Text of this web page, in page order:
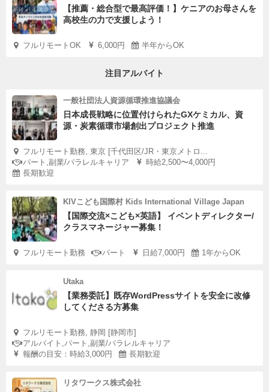
【推薦・総合型で最高評価！】ケニアのお母さんを
高校生の力で支援しよう！
フルリモートOK 6,000円 半年からOK
注目アルバイト
一般社団法人資源循環推進協議会
日本成長戦略に位置付けられたGXケミカル、資
源・炭素循環市場創出プロジェクト推進
フルリモート勤務, 東京 [千代田区/JR・東京メトロ...
パート,副業/パラレルキャリア
時給2,500〜4,000円
長期歓迎
KIVこども国際村 Kids International Village Japan
【国際交流×こども×英語】 イベントディレクター/
クラスマネージャー募集！
フルリモート勤務 パート 日給7,000円 1年からOK
Utaka
【業務委託】既存WordPressサイトを安全に改修
してくださる方募集
フルリモート勤務, 静岡 [静岡市]
アルバイト,パート,副業/パラレルキャリア
報酬の目安：時給3,000円
長期歓迎
リタワークス株式会社